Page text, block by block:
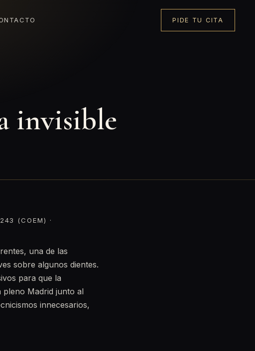
PIDE TU CITA
invisible
(COEM) ·
una de las
sobre algunos dientes.
para que la
pleno Madrid junto al
innecesarios,